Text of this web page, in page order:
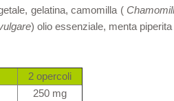
gelatina, camomilla (
) olio essenziale, menta piperita
2 opercoli
250 mg